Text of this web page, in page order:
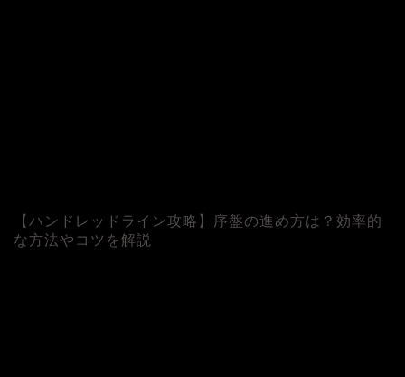
【ハンドレッドライン攻略】序盤の進め方は？効率的
な方法やコツを解説